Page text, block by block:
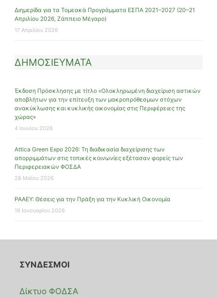
Διημερίδα για τα Τομεακά Προγράμματα ΕΣΠΑ 2021–2027 (20–21
Απριλίου 2026, Ζάππειο Μέγαρο)
17 Απριλίου 2026
ΔΗΜΟΣΙΕΥΜΑΤΑ
Έκδοση Πρόσκλησης με τίτλο «Ολοκληρωμένη διαχείριση αστικών
αποβλήτων για την επίτευξη των μακροπρόθεσμων στόχων
ανακύκλωσης και κυκλικής οικονομίας στις Περιφέρειες της
χώρας»
4 Ιουνίου 2026
Attica Green Expo 2026: Τη διαδικασία διαχείρισης των
απορριμμάτων στις τοπικές κοινωνίες εξέτασαν φορείς των
Περιφερειακών ΦΟΣΔΑ
28 Μαΐου 2026
ΡΑΑΕΥ: Θέσεις για την Πράξη για την Κυκλική Οικονομία
19 Ιανουαρίου 2026
ΣΥΝΔΕΣΜΟΙ
Δίκτυο ΦΟΔΣΑ